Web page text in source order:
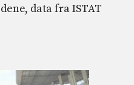
data fra ISTAT